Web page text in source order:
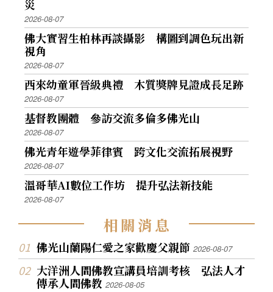
災
2026-08-07
佛大實習生柏林再談攝影 構圖到調色玩出新
視角
2026-08-07
西來幼童軍晉級典禮 木質獎牌見證成長足跡
2026-08-07
基督教團體 參訪交流多倫多佛光山
2026-08-07
佛光青年遊學菲律賓 跨文化交流拓展視野
2026-08-07
溫哥華AI數位工作坊 提升弘法新技能
2026-08-07
相關消息
佛光山蘭陽仁愛之家歡慶父親節2026-08-07
大洋洲人間佛教宣講員培訓考核 弘法人才
傳承人間佛教2026-08-05